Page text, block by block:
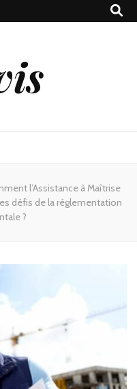
l’Assistance à Maîtrise
défis de la réglementation
?